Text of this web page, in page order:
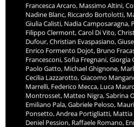
Francesca Arcaro, Massimo Altini,
Nadine Blanc, Riccardo Bortolotti,
Giulia Calisti, Nadia Camposaragna,
Filippo Clermont, Carol Di Vito,
Dufour, Christian Evaspasiano,
Enrico Formento Dojot, Bruno
Francesconi, Sofia Fregnani, Giorgia
Paolo Gatto, Michael Ghignone,
Cecilia Lazzarotto, Giacomo
Marrelli, Federico Mecca, Luca
Montrosset, Matteo Nigra, Sabrina
Emiliano Pala, Gabriele Peloso,
Ponsetto, Andrea Portigliatti,
Deniel Pession, Raffaele Romano,